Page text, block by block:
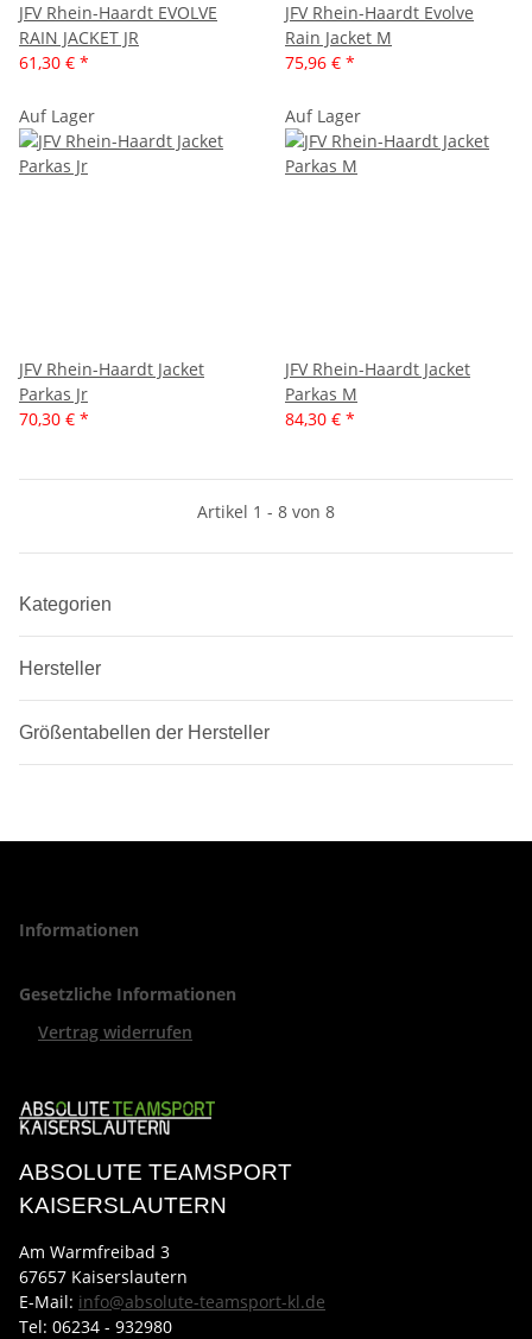
JFV Rhein-Haardt EVOLVE
RAIN JACKET JR
61,30 € *
JFV Rhein-Haardt Evolve
Rain Jacket M
75,96 € *
Auf Lager
JFV Rhein-Haardt Jacket
Parkas Jr
70,30 € *
Auf Lager
JFV Rhein-Haardt Jacket
Parkas M
84,30 € *
Artikel 1 - 8 von 8
Kategorien
Hersteller
Größentabellen der Hersteller
Informationen
Gesetzliche Informationen
Vertrag widerrufen
ABSOLUTE TEAMSPORT
KAISERSLAUTERN
Am Warmfreibad 3
67657 Kaiserslautern
E-Mail: info@absolute-teamsport-kl.de
Tel: 06234 - 932980